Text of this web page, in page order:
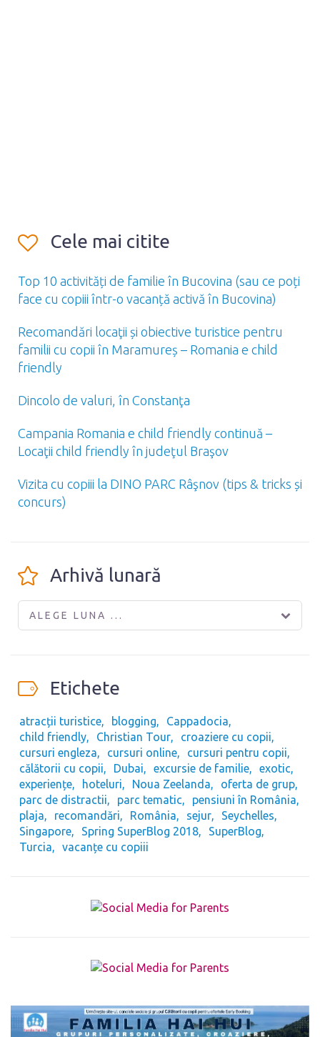
Cele mai citite
Top 10 activități de familie în Bucovina (sau ce poți
face cu copiii într-o vacanță activă în Bucovina)
Recomandări locaţii și obiective turistice pentru
familii cu copii în Maramureș – Romania e child
friendly
Dincolo de valuri, în Constanţa
Campania Romania e child friendly continuă –
Locaţii child friendly în judeţul Braşov
Vizita cu copiii la DINO PARC Râşnov (tips & tricks și
concurs)
Arhivă lunară
ALEGE LUNA ...
Etichete
atracții turistice blogging
Cappadocia
child friendly
Christian Tour
croaziere cu copii
cursuri engleza
cursuri online
cursuri pentru copii
călătorii cu copii
Dubai excursie de familie
exotic
experiențe
hoteluri Noua Zeelanda
oferta de grup
parc de distractii
parc tematic
pensiuni în România
plaja
recomandări România sejur
Seychelles
Singapore
Spring SuperBlog 2018
SuperBlog
Turcia
vacanțe cu copiii
The form you have selected does not exist.